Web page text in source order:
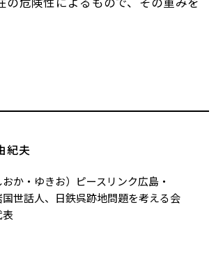
紀夫
おか・ゆきお）ピースリンク広島・
国世話人、日鉄呉跡地問題を考える会